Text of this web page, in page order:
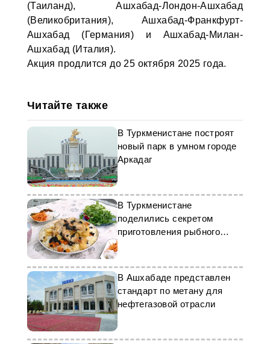
(Таиланд), Ашхабад-Лондон-Ашхабад
(Великобритания), Ашхабад-Франкфурт-
Ашхабад (Германия) и Ашхабад-Милан-
Ашхабад (Италия).
Акция продлится до 25 октября 2025 года.
Читайте также
В Туркменистане построят
новый парк в умном городе
Аркадаг
В Туркменистане
поделились секретом
приготовления рыбного
плова «душеме»
В Ашхабаде представлен
стандарт по метану для
нефтегазовой отрасли